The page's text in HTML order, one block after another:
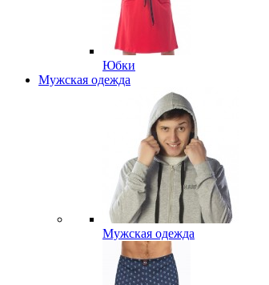
Юбки
Мужская одежда
Мужская одежда